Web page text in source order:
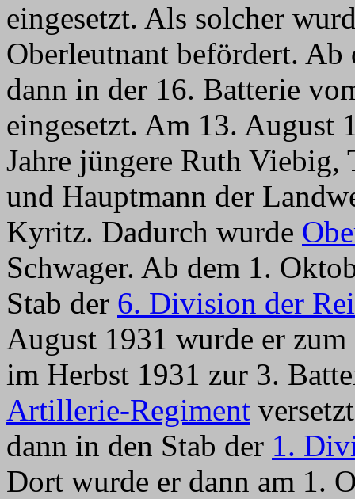
eingesetzt. Als solcher
Oberleutnant befördert.
dann in der 16. Batterie
eingesetzt. Am 13. August
Jahre jüngere Ruth Viebig,
und Hauptmann der
Kyritz. Dadurch wurde
Schwager. Ab dem 1.
Stab der 6. Division der
August 1931 wurde er
im Herbst 1931 zur 3.
Artillerie-Regiment
dann in den Stab der 1.
Dort wurde er dann am 1.